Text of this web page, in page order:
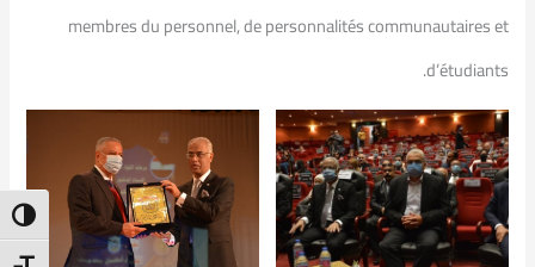
membres du personnel, de personnalités communautaires et
d’étudiants.